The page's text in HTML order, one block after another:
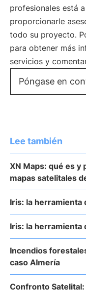
profesionales está
proporcionarle
todo su proyecto.
para obtener más
servicios y
Póngase en
Lee también
XN Maps: qué es y
mapas satelitales
Iris: la herramienta
Iris: la herramienta
Incendios
caso Almería
Confronto